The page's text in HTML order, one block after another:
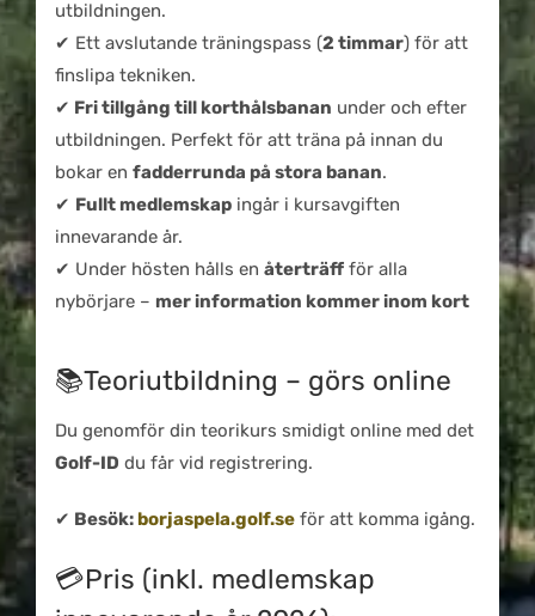
utbildningen.
✔ Ett avslutande träningspass (2 timmar) för att
finslipa tekniken.
✔ Fri tillgång till korthålsbanan under och efter
utbildningen. Perfekt för att träna på innan du
bokar enfadderrunda på stora banan.
✔ Fullt medlemskap ingår i kursavgiften
innevarande år.
✔ Under hösten hålls enåterträff för alla
nybörjare – mer information kommer inom kort
📚Teoriutbildning – görs online
Du genomför din teorikurs smidigt online med det
Golf-ID du får vid registrering.
✔ Besök:borjaspela.golf.se för att komma igång.
💳Pris (inkl. medlemskap